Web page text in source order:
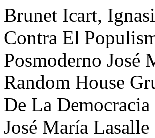
Brunet Icart,
Contra El
Posmoderno José
Random House
De La
José María